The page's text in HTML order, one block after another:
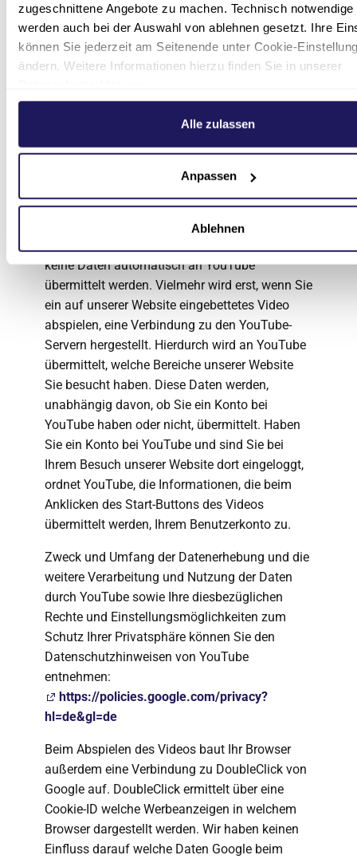
zugeschnittene Angebote zu machen. Technisch
werden auch bei der Auswahl von ablehnen gesetzt. Ihre
können Sie jederzeit am Seitenende unter Cookie-
ändern. Weitere Informationen hierzu finden Sie in unserer
Alle zulassen
Anpassen
Ablehnen
Auf unserer Website sind Videos von YouTube,
ein Service der Google Ireland Ltd., Gordon
House, Barrow Street, Dublin 4, Ireland
eingebunden. Wir nutzen den Dienst von
mittels Videos besonders anschaulich zu
vermitteln (Art. 6 Abs. 1 S. 1 f) DSGVO; § 6 Nr. 4
Wir haben die YouTube-Videos im erweiterten
Datenschutzmodus eingebunden. Dies stellt
keine Daten automatisch an YouTube
übermittelt werden. Vielmehr wird erst, wenn Sie
ein auf unserer Website eingebettetes Video
abspielen, eine Verbindung zu den YouTube-
Servern hergestellt. Hierdurch wird an YouTube
übermittelt, welche Bereiche unserer Website
Sie besucht haben. Diese Daten werden,
unabhängig davon, ob Sie ein Konto bei
YouTube haben oder nicht, übermittelt. Haben
Sie ein Konto bei YouTube und sind Sie bei
Ihrem Besuch unserer Website dort eingeloggt,
ordnet YouTube, die Informationen, die beim
Anklicken des Start-Buttons des Videos
übermittelt werden, Ihrem Benutzerkonto zu.
Zweck und Umfang der Datenerhebung und die
weitere Verarbeitung und Nutzung der Daten
durch YouTube sowie Ihre diesbezüglichen
Rechte und Einstellungsmöglichkeiten zum
Schutz Ihrer Privatsphäre können Sie den
Datenschutzhinweisen von YouTube
entnehmen:
https://policies.google.com/privacy?
hl=de&gl=de
Beim Abspielen des Videos baut Ihr Browser
außerdem eine Verbindung zu DoubleClick von
Google auf. DoubleClick ermittelt über eine
Cookie-ID welche Werbeanzeigen in welchem
Browser dargestellt werden. Wir haben keinen
Einfluss darauf welche Daten Google beim